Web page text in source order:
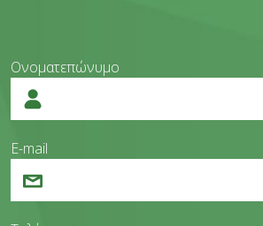
Ονοματεπώνυμο
E-mail